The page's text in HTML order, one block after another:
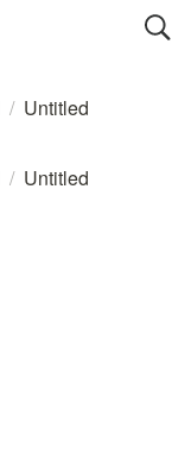
/ Untitled
/ Untitled